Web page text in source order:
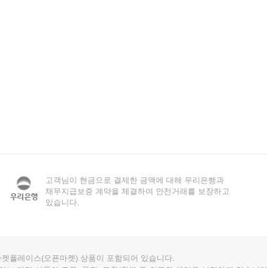
고객님이 현금으로 결제한 금액에 대해 우리은행과
채무지급보증 계약을 체결하여 안전거래를 보장하고
있습니다.
플레이스(오픈마켓) 상품이 포함되어 있습니다.